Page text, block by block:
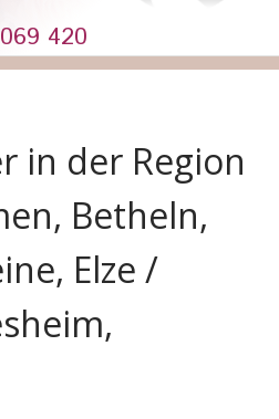
420
in der Region
Betheln,
Elze /